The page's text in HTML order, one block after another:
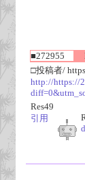
■272955
□投稿者/
http://https://
Res49
引用